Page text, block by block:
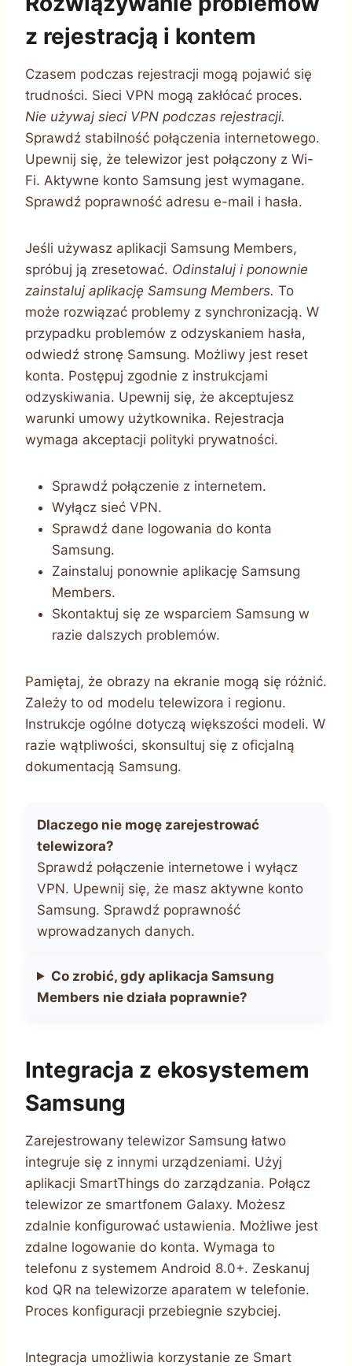
z rejestracją i kontem
Czasem podczas rejestracji mogą pojawić się
trudności. Sieci VPN mogą zakłócać proces.
Nie używaj sieci VPN podczas rejestracji.
Sprawdź stabilność połączenia internetowego.
Upewnij się, że telewizor jest połączony z Wi-
Fi. Aktywne konto Samsung jest wymagane.
Sprawdź poprawność adresu e-mail i hasła.
Jeśli używasz aplikacji Samsung Members,
spróbuj ją zresetować. Odinstaluj i ponownie
zainstaluj aplikację Samsung Members. To
może rozwiązać problemy z synchronizacją. W
przypadku problemów z odzyskaniem hasła,
odwiedź stronę Samsung. Możliwy jest reset
konta. Postępuj zgodnie z instrukcjami
odzyskiwania. Upewnij się, że akceptujesz
warunki umowy użytkownika. Rejestracja
wymaga akceptacji polityki prywatności.
Sprawdź połączenie z internetem.
Wyłącz sieć VPN.
Sprawdź dane logowania do konta
Samsung.
Zainstaluj ponownie aplikację Samsung
Members.
Skontaktuj się ze wsparciem Samsung w
razie dalszych problemów.
Pamiętaj, że obrazy na ekranie mogą się różnić.
Zależy to od modelu telewizora i regionu.
Instrukcje ogólne dotyczą większości modeli. W
razie wątpliwości, skonsultuj się z oficjalną
dokumentacją Samsung.
Dlaczego nie mogę zarejestrować
telewizora?
Sprawdź połączenie internetowe i wyłącz
VPN. Upewnij się, że masz aktywne konto
Samsung. Sprawdź poprawność
wprowadzanych danych.
Co zrobić, gdy aplikacja Samsung
Members nie działa poprawnie?
Integracja z ekosystemem
Samsung
Zarejestrowany telewizor Samsung łatwo
integruje się z innymi urządzeniami. Użyj
aplikacji SmartThings do zarządzania. Połącz
telewizor ze smartfonem Galaxy. Możesz
zdalnie konfigurować ustawienia. Możliwe jest
zdalne logowanie do konta. Wymaga to
telefonu z systemem Android 8.0+. Zeskanuj
kod QR na telewizorze aparatem w telefonie.
Proces konfiguracji przebiegnie szybciej.
Integracja umożliwia korzystanie ze Smart